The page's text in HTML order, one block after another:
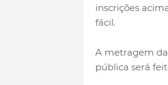
inscrições
fácil.
A metragem
pública será